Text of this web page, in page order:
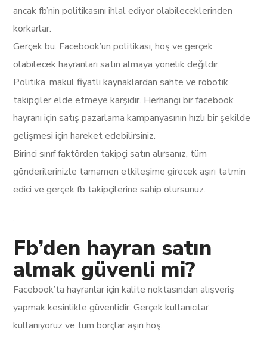
ancak fb’nin politikasını ihlal ediyor olabileceklerinden
korkarlar.
Gerçek bu. Facebook’un politikası, hoş ve gerçek
olabilecek hayranları satın almaya yönelik değildir.
Politika, makul fiyatlı kaynaklardan sahte ve robotik
takipçiler elde etmeye karşıdır. Herhangi bir facebook
hayranı için satış pazarlama kampanyasının hızlı bir şekilde
gelişmesi için hareket edebilirsiniz.
Birinci sınıf faktörden takipçi satın alırsanız, tüm
gönderilerinizle tamamen etkileşime girecek aşırı tatmin
edici ve gerçek fb takipçilerine sahip olursunuz.
.
Fb’den hayran satın
almak güvenli mi?
Facebook’ta hayranlar için kalite noktasından alışveriş
yapmak kesinlikle güvenlidir. Gerçek kullanıcılar
kullanıyoruz ve tüm borçlar aşırı hoş.